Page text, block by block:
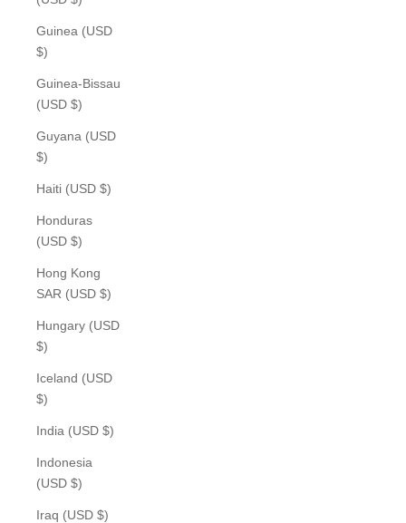
Guinea (USD
$)
Guinea-Bissau
(USD $)
Guyana (USD
$)
Haiti (USD $)
Honduras
(USD $)
Hong Kong
SAR (USD $)
Hungary (USD
$)
Iceland (USD
$)
India (USD $)
Indonesia
(USD $)
Iraq (USD $)